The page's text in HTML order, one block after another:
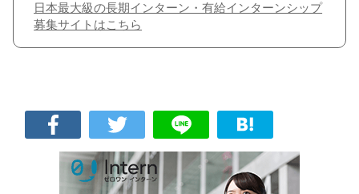
日本最大級の長期インターン・有給インターンシップ
募集サイトはこちら